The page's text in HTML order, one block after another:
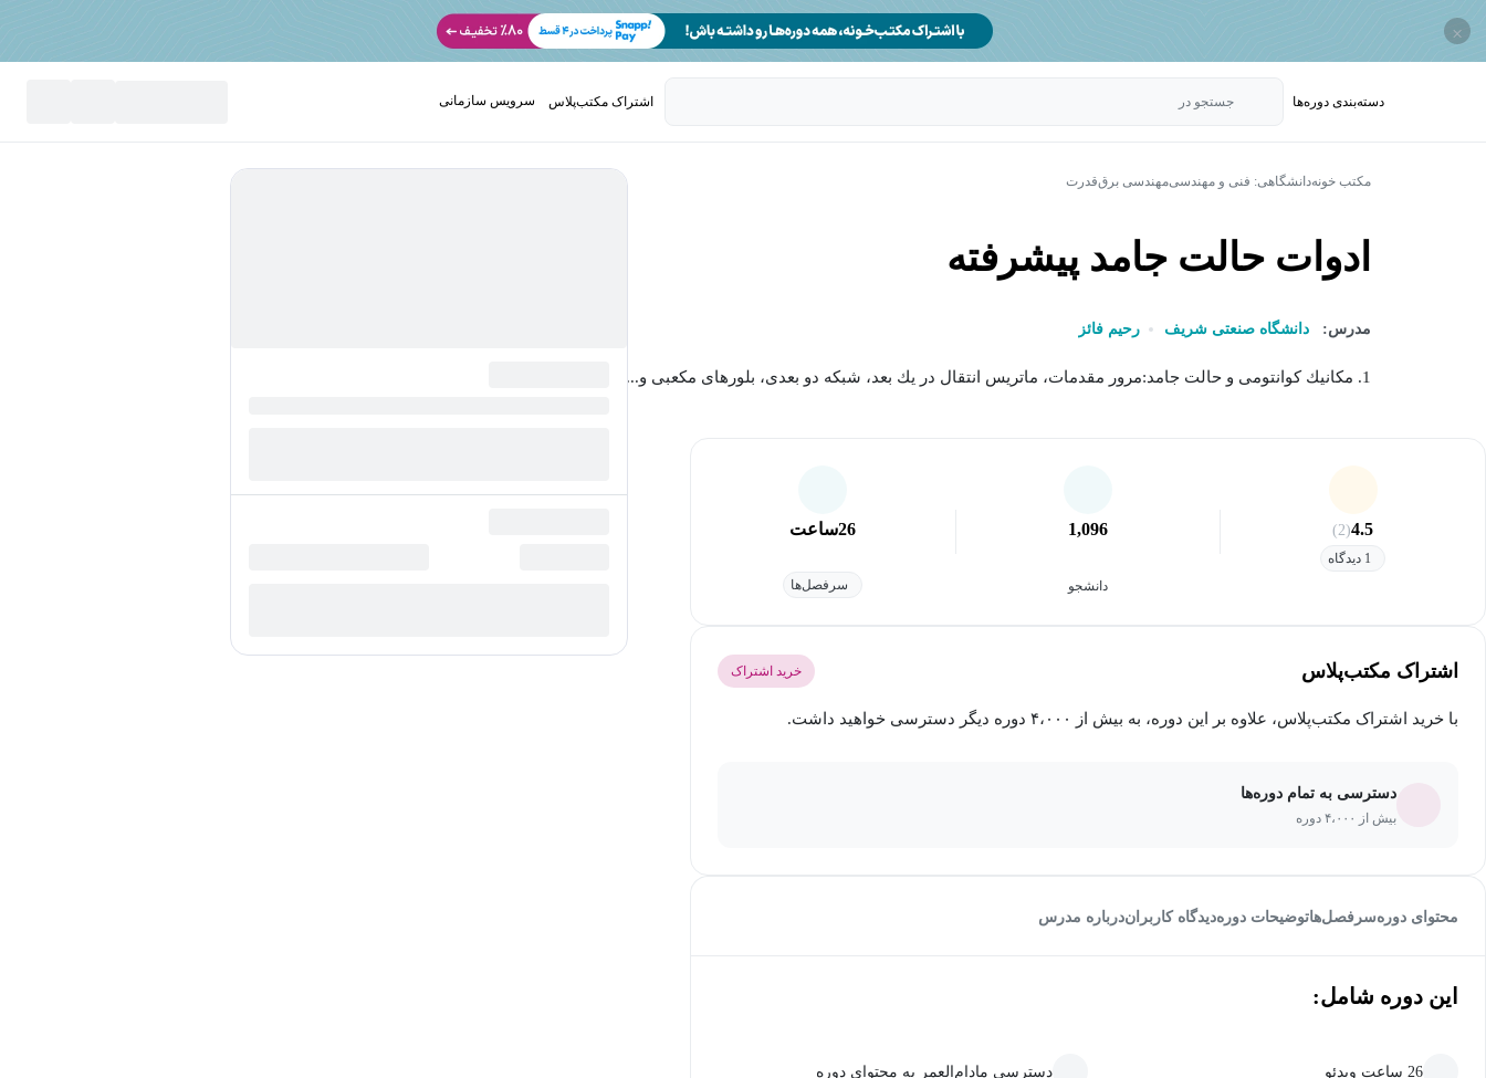
×
دسته‌بندی‌ دوره‌ها جستجو در اشتراک مکتب‌پلاس سرویس سازمانی
مکتب خونهدانشگاهی: فنی و مهندسیمهندسی برققدرت
ادوات حالت جامد پیشرفته
مدرس: دانشگاه صنعتی شریف رحیم فائز
1. مكانيك كوانتومی و حالت جامد:مرور مقدمات، ماتريس انتقال در يك بعد، شبكه دو بعدی، بلورهای مكعبی و...
4.5
(2)
1 دیدگاه
1,096
دانشجو
26ساعت
سرفصل‌ها
اشتراک مکتب‌پلاس خرید اشتراک
با خرید اشتراک مکتب‌پلاس، علاوه بر این دوره، به بیش از ۴،۰۰۰ دوره دیگر دسترسی خواهید داشت.
دسترسی به تمام دوره‌ها
بیش از ۴،۰۰۰ دوره
محتوای دورهسرفصل‌هاتوضیحات دورهدیدگاه کاربراندرباره مدرس
این دوره شامل:
26 ساعت ویدئو دسترسی مادام‌العمر به محتوای دوره